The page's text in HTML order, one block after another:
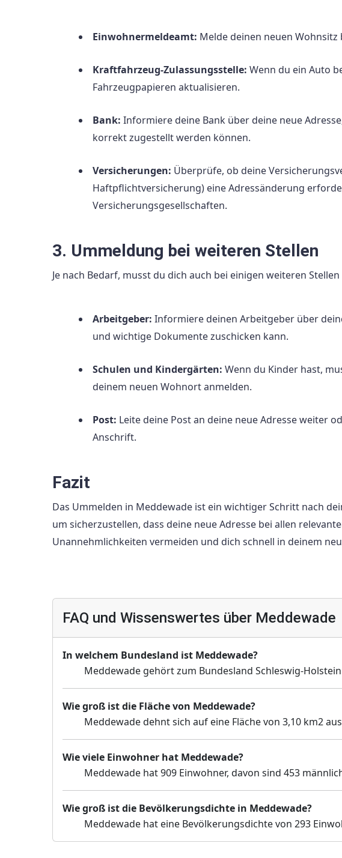
Einwohnermeldeamt: Melde deinen neuen
Kraftfahrzeug-Zulassungsstelle: Wenn du ein Auto
Fahrzeugpapieren aktualisieren.
Bank: Informiere deine Bank über deine neue
korrekt zugestellt werden können.
Versicherungen: Überprüfe, ob deine
Haftpflichtversicherung) eine Adressänderung
Versicherungsgesellschaften.
3. Ummeldung bei weiteren Stellen
Je nach Bedarf, musst du dich auch bei einigen weiteren
Arbeitgeber: Informiere deinen Arbeitgeber über
und wichtige Dokumente zuschicken kann.
Schulen und Kindergärten: Wenn du Kinder hast,
deinem neuen Wohnort anmelden.
Post: Leite deine Post an deine neue Adresse weiter
Anschrift.
Fazit
Das Ummelden in Meddewade ist ein wichtiger Schritt nach
um sicherzustellen, dass deine neue Adresse bei allen
Unannehmlichkeiten vermeiden und dich schnell in deinem
FAQ und Wissenswertes über Meddewade
In welchem Bundesland ist Meddewade?
Meddewade gehört zum Bundesland Schleswig-
Wie groß ist die Fläche von Meddewade?
Meddewade dehnt sich auf eine Fläche von 3,10 km2
Wie viele Einwohner hat Meddewade?
Meddewade hat 909 Einwohner, davon sind 453
Wie groß ist die Bevölkerungsdichte in Meddewade?
Meddewade hat eine Bevölkerungsdichte von 293